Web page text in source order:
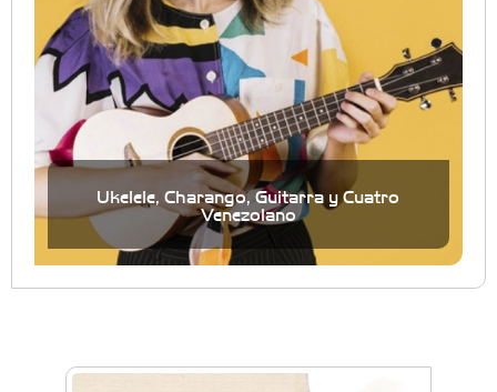
Ukelele, Charango, Guitarra y Cuatro
Venezolano